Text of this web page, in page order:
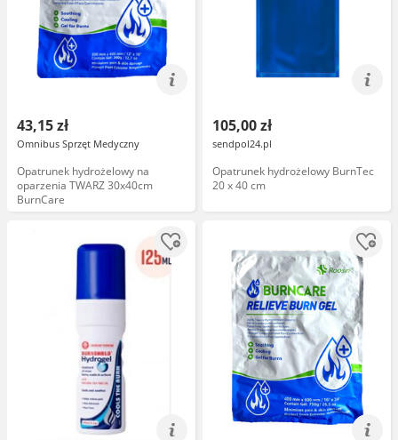
43,15 zł
Omnibus Sprzęt Medyczny
Opatrunek hydrożelowy na
oparzenia TWARZ 30x40cm
BurnCare
105,00 zł
sendpol24.pl
Opatrunek hydrożelowy BurnTec
20 x 40 cm